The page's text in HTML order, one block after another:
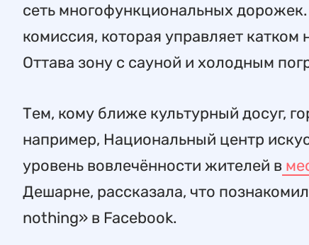
сеть многофункциональных
комиссия, которая управляет
Оттава зону с сауной и холодным
Тем, кому ближе культурный досуг,
например, Национальный центр
уровень вовлечённости жителей в
Дешарне, рассказала, что
nothing» в Facebook.